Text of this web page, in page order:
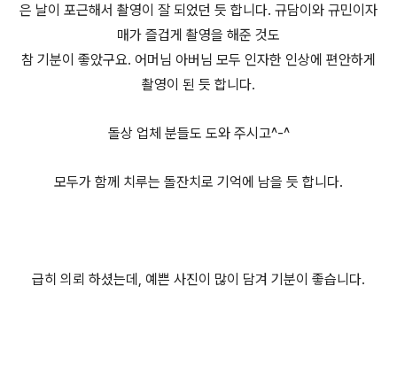
은 날이 포근해서 촬영이 잘 되었던 듯 합니다. 규담이와 규민이자
매가 즐겁게 촬영을 해준 것도
참 기분이 좋았구요. 어머님 아버님 모두 인자한 인상에 편안하게
촬영이 된 듯 합니다.
돌상 업체 분들도 도와 주시고^-^
모두가 함께 치루는 돌잔치로 기억에 남을 듯 합니다.
급히 의뢰 하셨는데, 예쁜 사진이 많이 담겨 기분이 좋습니다.